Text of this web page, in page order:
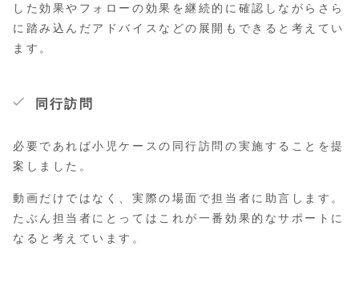
した効果やフォローの効果を継続的に確認しながらさら
に踏み込んだアドバイスなどの展開もできると考えてい
ます。
同行訪問
必要であれば小児ケースの同行訪問の実施することを提
案しました。
動画だけではなく、実際の場面で担当者に助言します。
たぶん担当者にとってはこれが一番効果的なサポートに
なると考えています。